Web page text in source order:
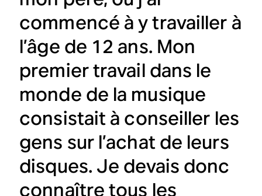
commencé à y travailler à
l’âge de 12 ans. Mon
premier travail dans le
monde de la musique
consistait à conseiller les
gens sur l’achat de leurs
disques. Je devais donc
connaître tous les